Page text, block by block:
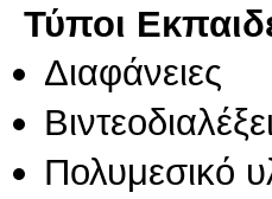
Τύποι
Διαφάνειες
Πολυμεσικό